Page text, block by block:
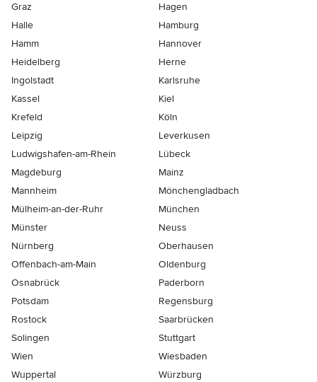
Graz
Hagen
Halle
Hamburg
Hamm
Hannover
Heidelberg
Herne
Ingolstadt
Karlsruhe
Kassel
Kiel
Krefeld
Köln
Leipzig
Leverkusen
Ludwigshafen-am-Rhein
Lübeck
Magdeburg
Mainz
Mannheim
Mönchen­gladbach
Mülheim-an-der-Ruhr
München
Münster
Neuss
Nürnberg
Oberhausen
Offenbach-am-Main
Oldenburg
Osnabrück
Paderborn
Potsdam
Regensburg
Rostock
Saarbrücken
Solingen
Stuttgart
Wien
Wiesbaden
Wuppertal
Würzburg